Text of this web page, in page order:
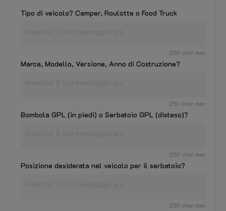
Tipo di veicolo? Camper, Roulotte o Food Truck
250 char. max
Marca, Modello, Versione, Anno di Costruzione?
250 char. max
Bombola GPL (in piedi) o Serbatoio GPL (disteso)?
250 char. max
Posizione desiderata nel veicolo per il serbatoio?
250 char. max